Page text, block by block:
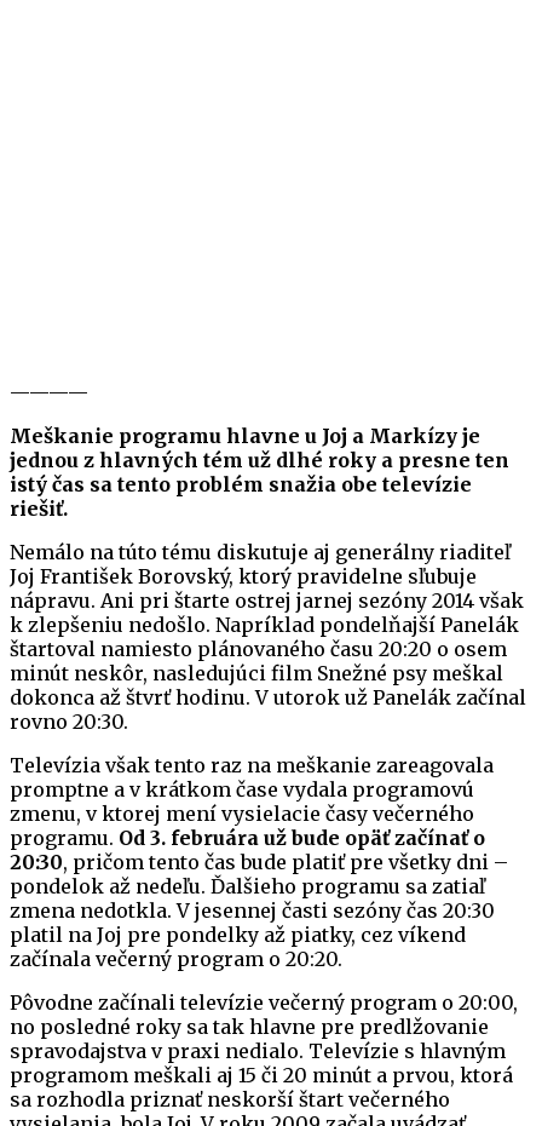
————
Meškanie programu hlavne u Joj a Markízy je
jednou z hlavných tém už dlhé roky a presne ten
istý čas sa tento problém snažia obe televízie
riešiť.
Nemálo na túto tému diskutuje aj generálny riaditeľ
Joj František Borovský, ktorý pravidelne sľubuje
nápravu. Ani pri štarte ostrej jarnej sezóny 2014 však
k zlepšeniu nedošlo. Napríklad pondelňajší Panelák
štartoval namiesto plánovaného času 20:20 o osem
minút neskôr, nasledujúci film Snežné psy meškal
dokonca až štvrť hodinu. V utorok už Panelák začínal
rovno 20:30.
Televízia však tento raz na meškanie zareagovala
promptne a v krátkom čase vydala programovú
zmenu, v ktorej mení vysielacie časy večerného
programu. Od 3. februára už bude opäť začínať o
20:30, pričom tento čas bude platiť pre všetky dni –
pondelok až nedeľu. Ďalšieho programu sa zatiaľ
zmena nedotkla. V jesennej časti sezóny čas 20:30
platil na Joj pre pondelky až piatky, cez víkend
začínala večerný program o 20:20.
Pôvodne začínali televízie večerný program o 20:00,
no posledné roky sa tak hlavne pre predlžovanie
spravodajstva v praxi nedialo. Televízie s hlavným
programom meškali aj 15 či 20 minút a prvou, ktorá
sa rozhodla priznať neskorší štart večerného